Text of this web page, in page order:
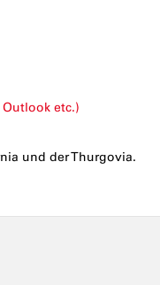
etc.)
und der Thurgovia.